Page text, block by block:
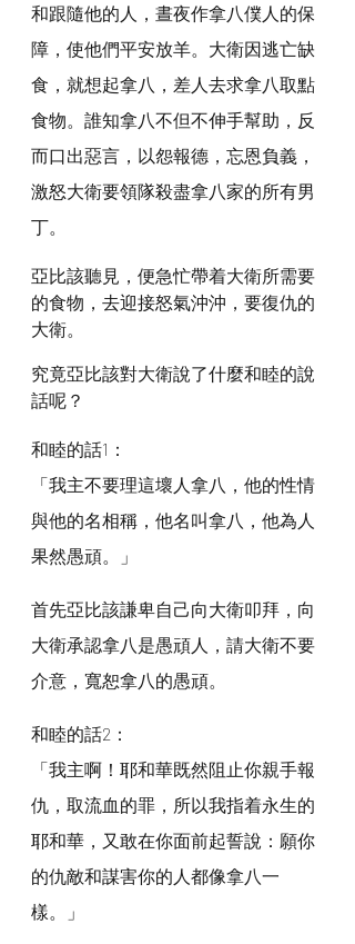
和跟隨他的人，晝夜作拿八僕人的保
障，使他們平安放羊。大衛因逃亡缺
食，就想起拿八，差人去求拿八取點
食物。誰知拿八不但不伸手幫助，反
而口出惡言，以怨報德，忘恩負義，
激怒大衛要領隊殺盡拿八家的所有男
丁。
亞比該聽見，便急忙帶着大衛所需要
的食物，去迎接怒氣沖沖，要復仇的
大衛。
究竟亞比該對大衛說了什麼和睦的說
話呢？
和睦的話1：
「我主不要理這壞人拿八，他的性情
與他的名相稱，他名叫拿八，他為人
果然愚頑。」
首先亞比該謙卑自己向大衛叩拜，向
大衛承認拿八是愚頑人，請大衛不要
介意，寬恕拿八的愚頑。
和睦的話2：
「我主啊！耶和華既然阻止你親手報
仇，取流血的罪，所以我指着永生的
耶和華，又敢在你面前起誓說：願你
的仇敵和謀害你的人都像拿八一
樣。」